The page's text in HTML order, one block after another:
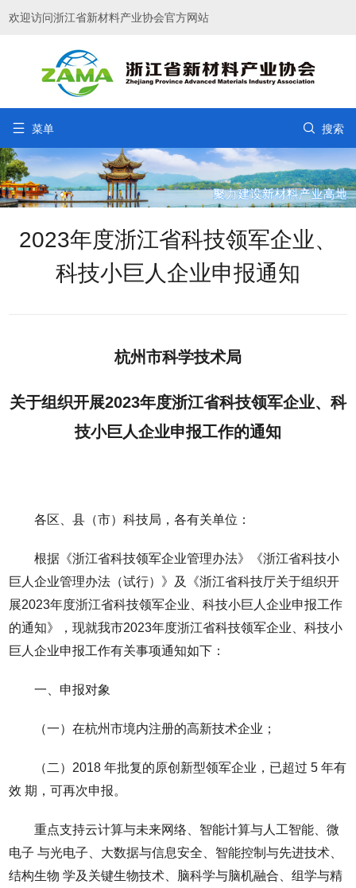
欢迎访问浙江省新材料产业协会官方网站
 菜单  搜索
2023年度浙江省科技领军企业、
科技小巨人企业申报通知
杭州市科学技术局
关于组织开展2023年度浙江省科技领军企业、科
技小巨人企业申报工作的通知
各区、县（市）科技局，各有关单位：
根据《浙江省科技领军企业管理办法》《浙江省科技小
巨人企业管理办法（试行）》及《浙江省科技厅关于组织开
展2023年度浙江省科技领军企业、科技小巨人企业申报工作
的通知》，现就我市2023年度浙江省科技领军企业、科技小
巨人企业申报工作有关事项通知如下：
一、申报对象
（一）在杭州市境内注册的高新技术企业；
（二）2018 年批复的原创新型领军企业，已超过 5 年有
效 期，可再次申报。
重点支持云计算与未来网络、智能计算与人工智能、微
电子 与光电子、大数据与信息安全、智能控制与先进技术、
结构生物 学及关键生物技术、脑科学与脑机融合、组学与精